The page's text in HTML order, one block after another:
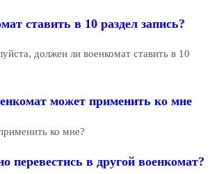
ставить в 10 раздел запись?
должен ли военкомат ставить в 10
может применить ко мне
ко мне?
перевестись в другой военкомат?